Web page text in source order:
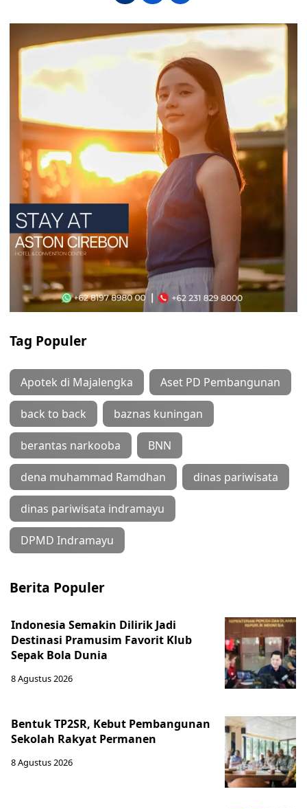
Tag Populer
Apotek di Majalengka Aset PD Pembangunan
back to back baznas kuningan
berantas narkooba BNN
dena muhammad Ramdhan dinas pariwisata
dinas pariwisata indramayu
DPMD Indramayu
Berita Populer
Indonesia Semakin Dilirik Jadi
Destinasi Pramusim Favorit Klub
Sepak Bola Dunia
8 Agustus 2026
Bentuk TP2SR, Kebut Pembangunan
Sekolah Rakyat Permanen
8 Agustus 2026